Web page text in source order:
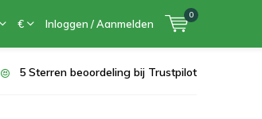
€ Inloggen / Aanmelden
0
5 Sterren beoordeling bij Trustpilot